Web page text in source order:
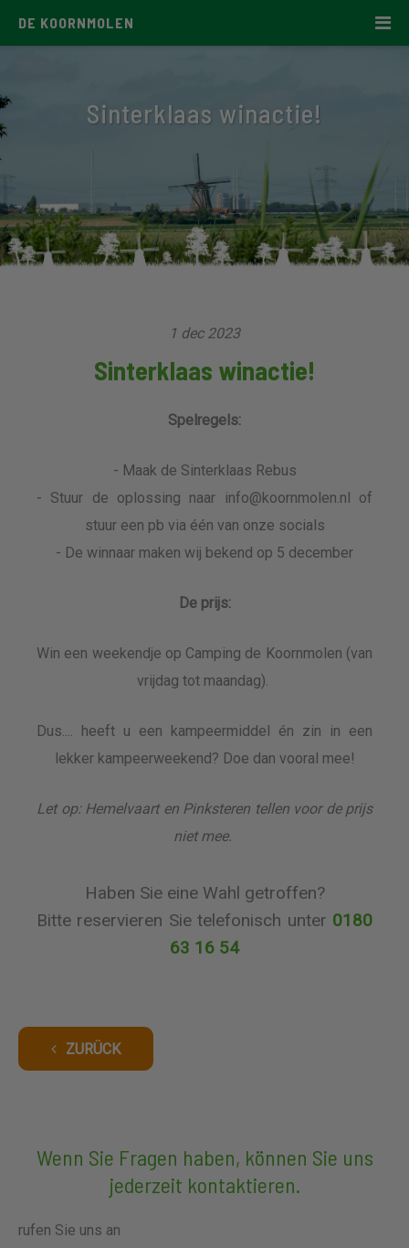
DE KOORNMOLEN
Sinterklaas winactie!
1 dec 2023
Sinterklaas winactie!
Spelregels:
- Maak de Sinterklaas Rebus
- Stuur de oplossing naar info@koornmolen.nl of
stuur een pb via één van onze socials
- De winnaar maken wij bekend op 5 december
De prijs:
Win een weekendje op Camping de Koornmolen (van
vrijdag tot maandag).
Dus.... heeft u een kampeermiddel én zin in een
lekker kampeerweekend? Doe dan vooral mee!
Let op: Hemelvaart en Pinksteren tellen voor de prijs
niet mee.
Haben Sie eine Wahl getroffen?
Bitte reservieren Sie telefonisch unter 0180
63 16 54
ZURÜCK
Wenn Sie Fragen haben, können Sie uns
jederzeit kontaktieren.
rufen Sie uns an